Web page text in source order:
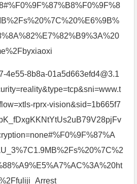
4e55-8b8a-01a5d663efd4@3.1
rprx-vision&sid=1b665f7